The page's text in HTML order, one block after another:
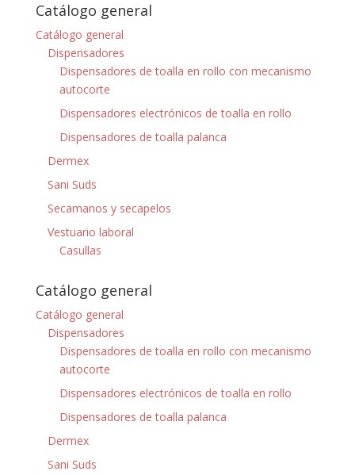
Catálogo general
Catálogo general
Dispensadores
Dispensadores de toalla en rollo con mecanismo
autocorte
Dispensadores electrónicos de toalla en rollo
Dispensadores de toalla palanca
Dermex
Sani Suds
Secamanos y secapelos
Vestuario laboral
Casullas
Catálogo general
Catálogo general
Dispensadores
Dispensadores de toalla en rollo con mecanismo
autocorte
Dispensadores electrónicos de toalla en rollo
Dispensadores de toalla palanca
Dermex
Sani Suds